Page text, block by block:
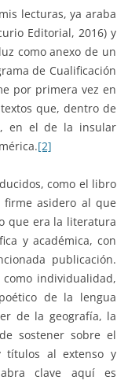
lecturas, ya araba
Editorial, 2016) y
como anexo de un
de Cualificación
por primera vez en
que, dentro de
en el de la insular
[2]
como el libro
asidero al que
que era la literatura
y académica, con
publicación.
individualidad,
de la lengua
de la geografía, la
sostener sobre el
títulos al extenso y
clave aquí es